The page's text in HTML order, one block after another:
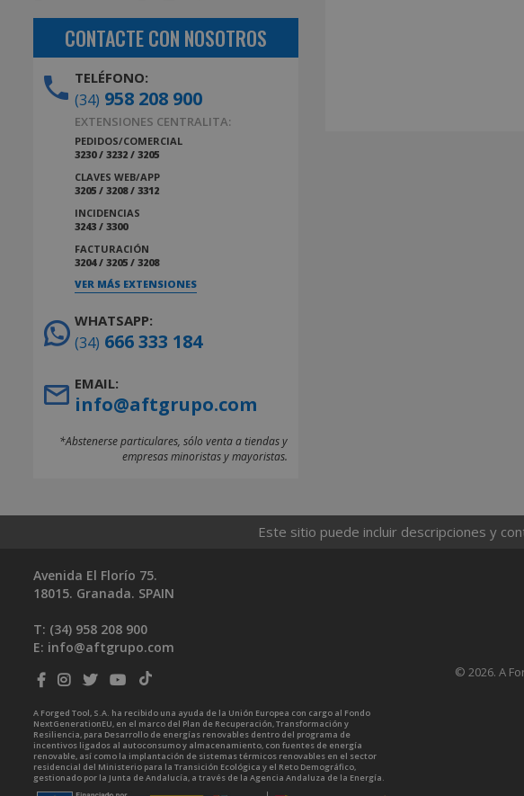
CONTACTE CON NOSOTROS
TELÉFONO:
(34) 958 208 900
EXTENSIONES CENTRALITA:
PEDIDOS/COMERCIAL
3230 / 3232 / 3205
CLAVES WEB/APP
3205 / 3208 / 3312
INCIDENCIAS
3243 / 3300
FACTURACIÓN
3204 / 3205 / 3208
VER MÁS EXTENSIONES
WHATSAPP:
(34) 666 333 184
EMAIL:
info@aftgrupo.com
*Abstenerse particulares, sólo venta a tiendas y
empresas minoristas y mayoristas.
Este sitio puede incluir descripciones y
© 2026. A
Avenida El Florío 75.
18015. Granada. SPAIN
T: (34) 958 208 900
E: info@aftgrupo.com
A Forged Tool, S.A. ha recibido una ayuda de la Unión Europea con cargo al Fondo
NextGenerationEU, en el marco del Plan de Recuperación, Transformación y
Resiliencia, para Desarrollo de energías renovables dentro del programa de
incentivos ligados al autoconsumo y almacenamiento, con fuentes de energía
renovable, así como la implantación de sistemas térmicos renovables en el sector
residencial del Ministerio para la Transición Ecológica y el Reto Demográfico,
gestionado por la Junta de Andalucía, a través de la Agencia Andaluza de la Energía.